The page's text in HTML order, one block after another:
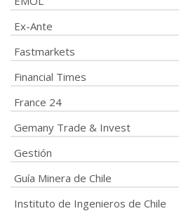
Ex-Ante
Fastmarkets
Financial Times
France 24
Gemany Trade & Invest
Gestión
Guía Minera de Chile
Instituto de Ingenieros de Chile